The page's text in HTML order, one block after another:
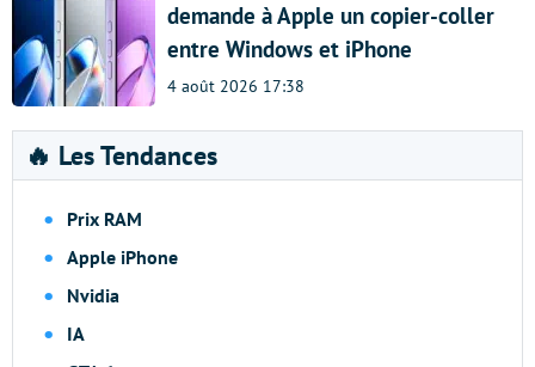
demande à Apple un copier-coller
entre Windows et iPhone
4 août 2026 17:38
🔥 Les Tendances
Prix RAM
Apple iPhone
Nvidia
IA